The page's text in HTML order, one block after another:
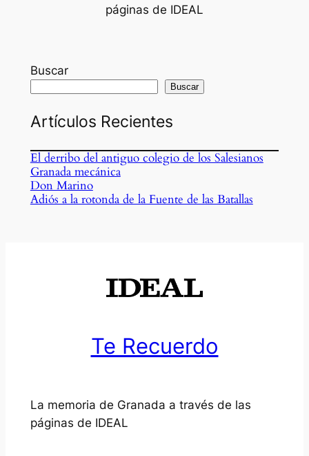
páginas de IDEAL
Buscar
Buscar
Artículos Recientes
El derribo del antiguo colegio de los Salesianos
Granada mecánica
Don Marino
Adiós a la rotonda de la Fuente de las Batallas
Te Recuerdo
La memoria de Granada a través de las
páginas de IDEAL